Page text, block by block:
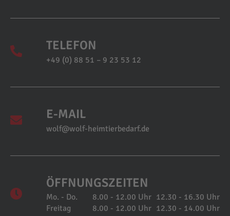
TELEFON
+49 (0) 88 51 – 9 23 53 12
E-MAIL
wolf@wolf-heimtierbedarf.de
ÖFFNUNGSZEITEN
Mo. - Do. 8.00 - 12.00 Uhr 12.30 - 16.30 Uhr
Freitag
8.00 - 12.00 Uhr 12.30 - 14.00 Uhr